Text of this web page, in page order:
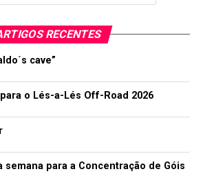
RECENTES
cave”
o Lés-a-Lés Off-Road 2026
semana para a Concentração de Góis